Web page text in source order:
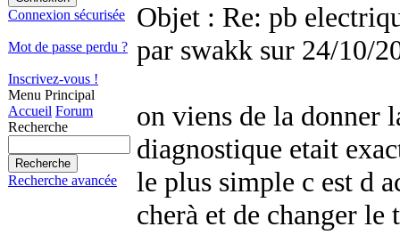
Connexion sécurisée
Mot de passe perdu ?
Inscrivez-vous !
Menu Principal
Accueil Forum
Recherche
Recherche avancée
Objet : Re: pb
par swakk sur 24/10/
on viens de la donner
diagnostique etait
le plus simple c est d
cherà et de changer le